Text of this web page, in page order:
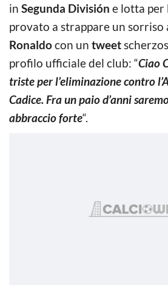
in Segunda División e lotta per
provato a strappare un sorriso
Ronaldocon un tweet
profilo ufficiale del club: “Ciao
triste per l’eliminazione contro
Cadice. Fra un paio d’anni
abbraccio forte“.